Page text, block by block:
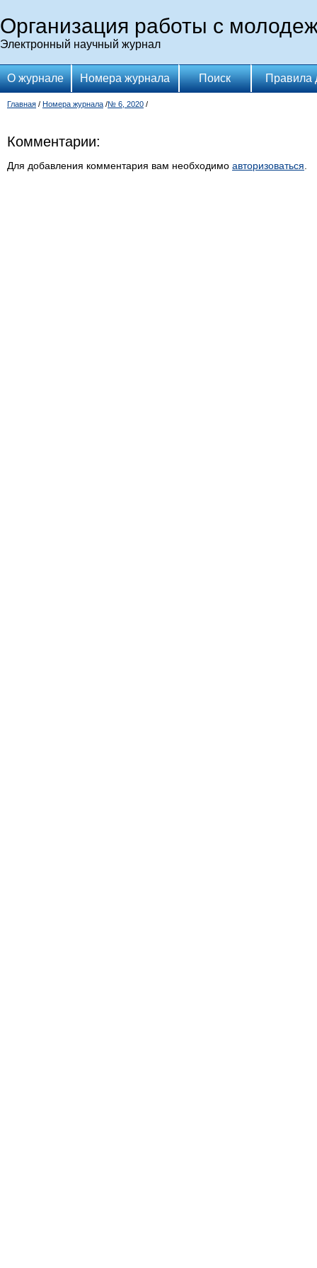
Организация работы с
Электронный научный журнал
О журнале Номера журнала Поиск Правила
Главная / Номера журнала /№ 6, 2020 /
Комментарии:
Для добавления комментария вам необходимо авторизоваться